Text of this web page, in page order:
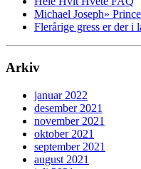
Michael Joseph»
Flerårige gress er der i
Arkiv
januar 2022
desember 2021
november 2021
oktober 2021
september 2021
august 2021